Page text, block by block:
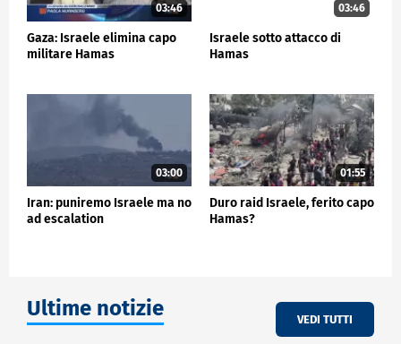
03:46
Gaza: Israele elimina capo
militare Hamas
03:46
Israele sotto attacco di
Hamas
03:00
Iran: puniremo Israele ma no
ad escalation
01:55
Duro raid Israele, ferito capo
Hamas?
Ultime notizie VEDI TUTTI